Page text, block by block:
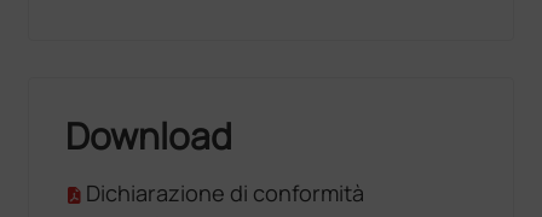
Download
Dichiarazione di conformità